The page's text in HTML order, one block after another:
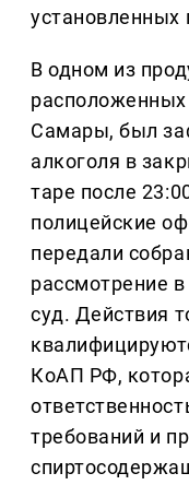
установленных
В одном из
Самары, был
алкоголя в
таре после
полицейские
передали
рассмотрение
суд. Действия
КоАП РФ,
требований и